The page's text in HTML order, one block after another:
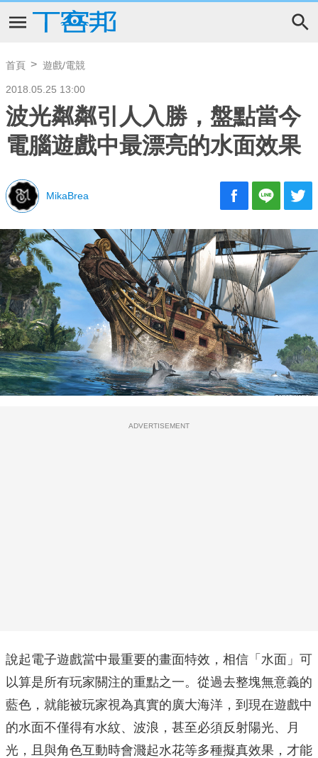
首頁 遊戲/電競
2018.05.25 13:00
波光粼粼引人入勝，盤點當今
電腦遊戲中最漂亮的水面效果
MikaBrea
ADVERTISEMENT
說起電子遊戲當中最重要的畫面特效，相信「水面」可
以算是所有玩家關注的重點之一。從過去整塊無意義的
藍色，就能被玩家視為真實的廣大海洋，到現在遊戲中
的水面不僅得有水紋、波浪，甚至必須反射陽光、月
光，且與角色互動時會濺起水花等多種擬真效果，才能